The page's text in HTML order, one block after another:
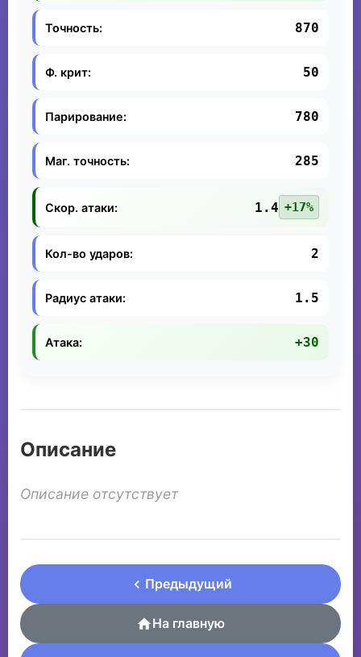
Точность: 870
Ф. крит: 50
Парирование: 780
Маг. точность: 285
Скор. атаки: 1.4 +17%
Кол-во ударов: 2
Радиус атаки: 1.5
Атака: +30
Описание
Описание отсутствует
Предыдущий
На главную